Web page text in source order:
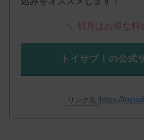
＼ 初月はお得な料
トイサブ！の公式
リンク先 https://